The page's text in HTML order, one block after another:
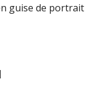
guise de portrait